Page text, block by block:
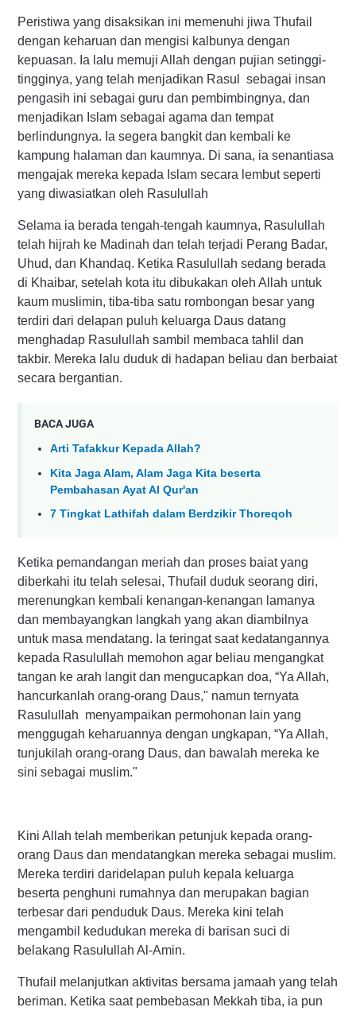
Peristiwa yang disaksikan ini memenuhi jiwa Thufail
dengan keharuan dan mengisi kalbunya dengan
kepuasan. Ia lalu memuji Allah dengan pujian setinggi-
tingginya, yang telah menjadikan Rasul sebagai insan
pengasih ini sebagai guru dan pembimbingnya, dan
menjadikan Islam sebagai agama dan tempat
berlindungnya. Ia segera bangkit dan kembali ke
kampung halaman dan kaumnya. Di sana, ia senantiasa
mengajak mereka kepada Islam secara lembut seperti
yang diwasiatkan oleh Rasulullah
Selama ia berada tengah-tengah kaumnya, Rasulullah
telah hijrah ke Madinah dan telah terjadi Perang Badar,
Uhud, dan Khandaq. Ketika Rasulullah sedang berada
di Khaibar, setelah kota itu dibukakan oleh Allah untuk
kaum muslimin, tiba-tiba satu rombongan besar yang
terdiri dari delapan puluh keluarga Daus datang
menghadap Rasulullah sambil membaca tahlil dan
takbir. Mereka lalu duduk di hadapan beliau dan berbaiat
secara bergantian.
BACA JUGA
Arti Tafakkur Kepada Allah?
Kita Jaga Alam, Alam Jaga Kita beserta
Pembahasan Ayat Al Qur'an
7 Tingkat Lathifah dalam Berdzikir Thoreqoh
Ketika pemandangan meriah dan proses baiat yang
diberkahi itu telah selesai, Thufail duduk seorang diri,
merenungkan kembali kenangan-kenangan lamanya
dan membayangkan langkah yang akan diambilnya
untuk masa mendatang. Ia teringat saat kedatangannya
kepada Rasulullah memohon agar beliau mengangkat
tangan ke arah langit dan mengucapkan doa, “Ya Allah,
hancurkanlah orang-orang Daus," namun ternyata
Rasulullah menyampaikan permohonan lain yang
menggugah keharuannya dengan ungkapan, “Ya Allah,
tunjukilah orang-orang Daus, dan bawalah mereka ke
sini sebagai muslim."
Kini Allah telah memberikan petunjuk kepada orang-
orang Daus dan mendatangkan mereka sebagai muslim.
Mereka terdiri daridelapan puluh kepala keluarga
beserta penghuni rumahnya dan merupakan bagian
terbesar dari penduduk Daus. Mereka kini telah
mengambil kedudukan mereka di barisan suci di
belakang Rasulullah Al-Amin.
Thufail melanjutkan aktivitas bersama jamaah yang telah
beriman. Ketika saat pembebasan Mekkah tiba, ia pun